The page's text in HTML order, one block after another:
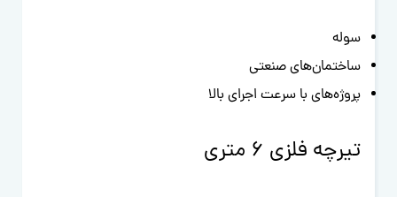
سوله
ساختمان‌های صنعتی
پروژه‌های با سرعت اجرای بالا
تیرچه فلزی 6 متری